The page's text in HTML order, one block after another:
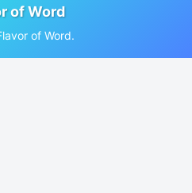
of Word
of Word.